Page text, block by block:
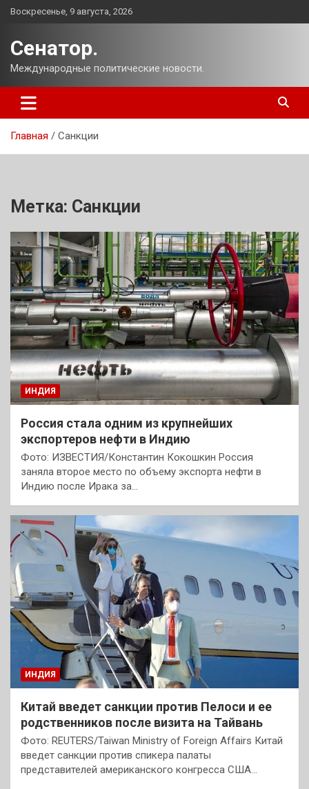
Перейти
Воскресенье, 9 августа, 2026
Сенатор.
Международные политические новости.
Главная Санкции
Метка: Санкции
ИНДИЯ
Россия стала одним из крупнейших
экспортеров нефти в Индию
Фото: ИЗВЕСТИЯ/Константин Кокошкин Россия
заняла второе место по объему экспорта нефти в
Индию после Ирака за…
ИНДИЯ
Китай введет санкции против Пелоси и ее
родственников после визита на Тайвань
Фото: REUTERS/Taiwan Ministry of Foreign Affairs Китай
введет санкции против спикера палаты
представителей американского конгресса США…